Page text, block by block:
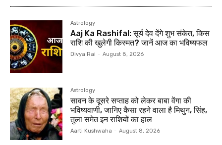
Astrology
Aaj Ka Rashifal: सूर्य देव देंगे शुभ संकेत, किस
राशि की खुलेगी किस्मत? जानें आज का भविष्यफल
Divya Rai - August 8, 2026
Astrology
सावन के दूसरे सप्ताह को लेकर बाबा वेंगा की
भविष्यवाणी, जानिए कैसा रहने वाला है मिथुन, सिंह,
तुला समेत इन राशियों का हाल
Aarti Kushwaha - August 8, 2026